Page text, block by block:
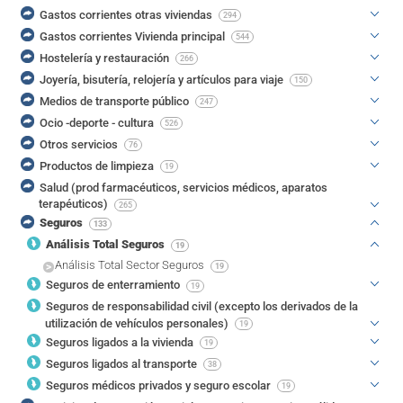
Gastos corrientes otras viviendas 294
Gastos corrientes Vivienda principal 544
Hostelería y restauración 266
Joyería, bisutería, relojería y artículos para viaje 150
Medios de transporte público 247
Ocio -deporte - cultura 526
Otros servicios 76
Productos de limpieza 19
Salud (prod farmacéuticos, servicios médicos, aparatos
terapéuticos)
265
Seguros 133
Análisis Total Seguros 19
Análisis Total Sector Seguros 19
Seguros de enterramiento 19
Seguros de responsabilidad civil (excepto los derivados de la
utilización de vehículos personales)
19
Seguros ligados a la vivienda 19
Seguros ligados al transporte 38
Seguros médicos privados y seguro escolar 19